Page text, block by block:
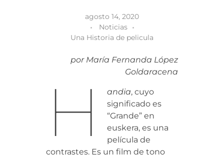
agosto 14, 2020
Noticias
Una Historia de pelicula
por María Fernanda López
Goldaracena
H andia, cuyo
significado es
“Grande” en
euskera, es una
película de
contrastes. Es un film de tono